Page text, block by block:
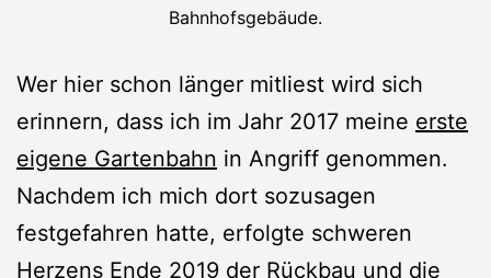
Bahnhofsgebäude.
Wer hier schon länger mitliest wird sich
erinnern, dass ich im Jahr 2017 meine erste
eigene Gartenbahn in Angriff genommen.
Nachdem ich mich dort sozusagen
festgefahren hatte, erfolgte schweren
Herzens Ende 2019 der Rückbau und die